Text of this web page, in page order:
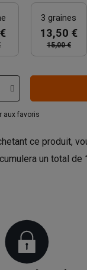
3 graines
13,50 €
15,00 €
aux favoris
ce produit,
un total de